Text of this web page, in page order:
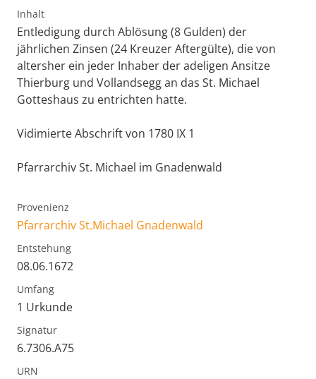
Inhalt
Entledigung durch Ablösung (8 Gulden) der
jährlichen Zinsen (24 Kreuzer Aftergülte), die von
altersher ein jeder Inhaber der adeligen Ansitze
Thierburg und Vollandsegg an das St. Michael
Gotteshaus zu entrichten hatte.
Vidimierte Abschrift von 1780 IX 1
Pfarrarchiv St. Michael im Gnadenwald
Provenienz
Pfarrarchiv St.Michael Gnadenwald
Entstehung
08.06.1672
Umfang
1 Urkunde
Signatur
6.7306.A75
URN